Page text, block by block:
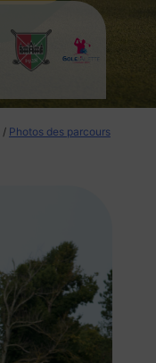
/ Photos des parcours